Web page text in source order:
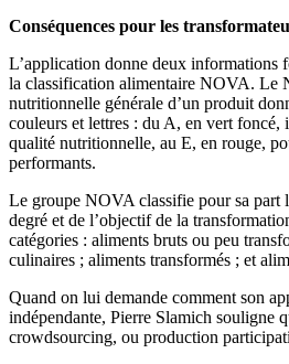
Conséquences pour les
L’application donne deux informations
la classification alimentaire NOVA. Le
nutritionnelle générale d’un produit
couleurs et lettres : du A, en vert foncé,
qualité nutritionnelle, au E, en rouge,
performants.
Le groupe NOVA classifie pour sa part
degré et de l’objectif de la
catégories : aliments bruts ou peu
culinaires ; aliments transformés ; et
Quand on lui demande comment son
indépendante, Pierre Slamich souligne
crowdsourcing, ou production